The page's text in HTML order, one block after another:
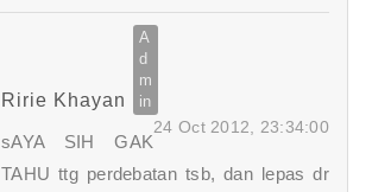
Ririe Khayan
24 Oct 2012, 23:34:00
sAYA SIH GAK
TAHU ttg perdebatan tsb, dan lepas dr